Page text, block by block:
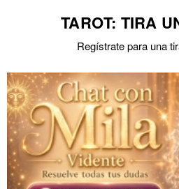
TAROT: TIRA
Regístrate para una